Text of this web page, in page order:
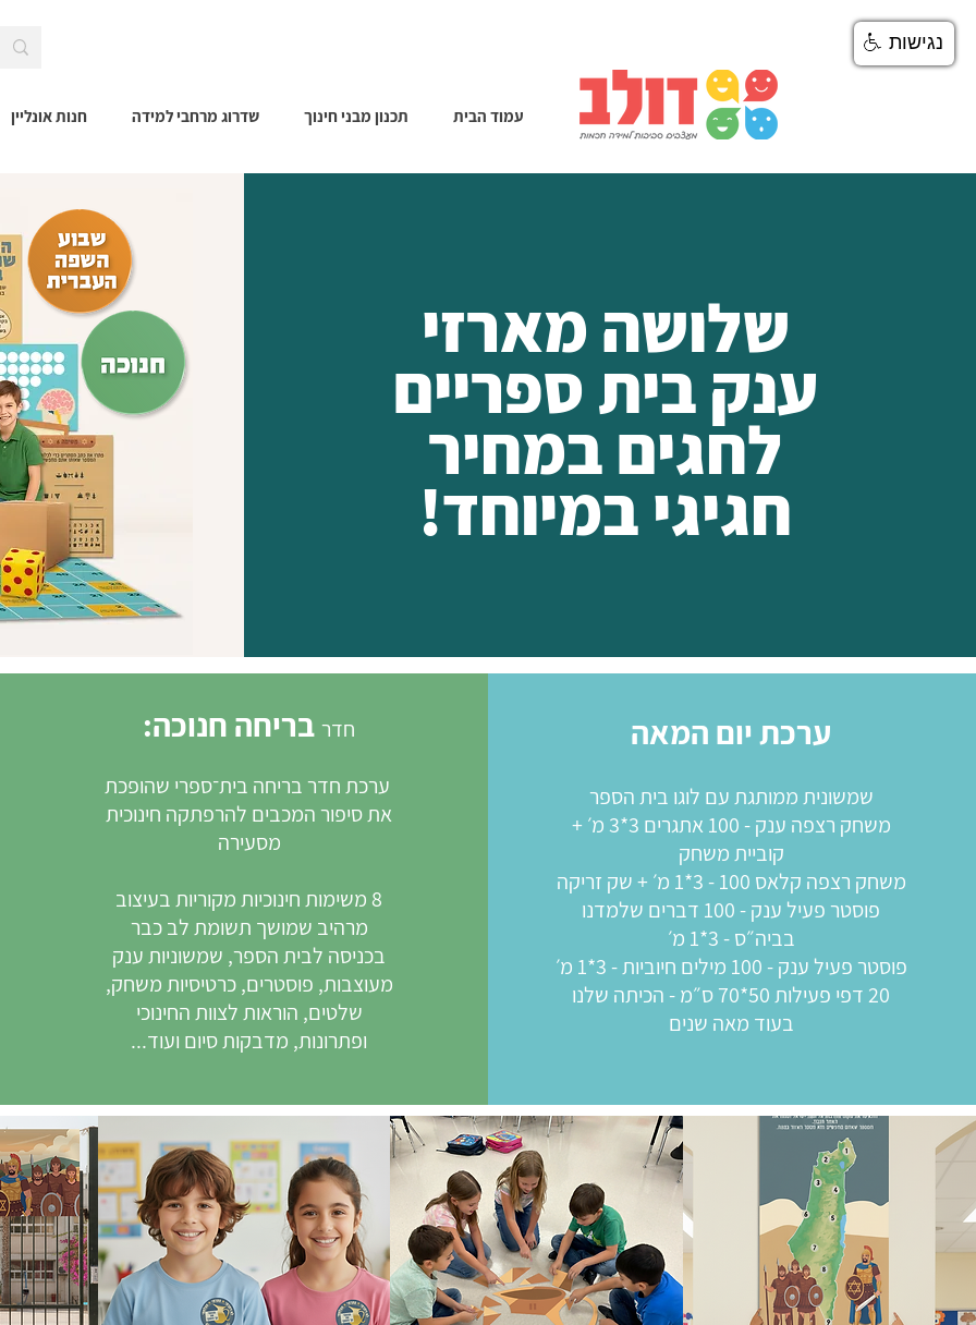
עמוד הבית תכנון מבני חינוך שדרוג מרחבי למידה חנות אונליין
שלושה מארזי
ענק בית ספריים
לחגים במחיר
חגיגי במיוחד!
חדרבריחה חנוכה:
ערכת חדר בריחה בית־ספרי שהופכת
את סיפור המכבים להרפתקה חינוכית
מסעירה
8 משימות חינוכיות מקוריות בעיצוב
מרהיב שמושך תשומת לב כבר
בכניסה לבית הספר, שמשוניות ענק
מעוצבות, פוסטרים, כרטיסיות משחק,
שלטים, הוראות לצוות החינוכי
ופתרונות, מדבקות סיום ועוד...
ערכת יום המאה
שמשונית ממותגת עם לוגו בית הספר
משחק רצפה ענק - 100 אתגרים 3*3 מ׳ +
קוביית משחק
משחק רצפה קלאס 100 - 3*1 מ׳ + שק זריקה
פוסטר פעיל ענק - 100 דברים שלמדנו
בביה״ס - 3*1 מ׳
פוסטר פעיל ענק - 100 מילים חיוביות - 3*1 מ׳
20 דפי פעילות 50*70 ס״מ - הכיתה שלנו
בעוד מאה שנים
נגישות